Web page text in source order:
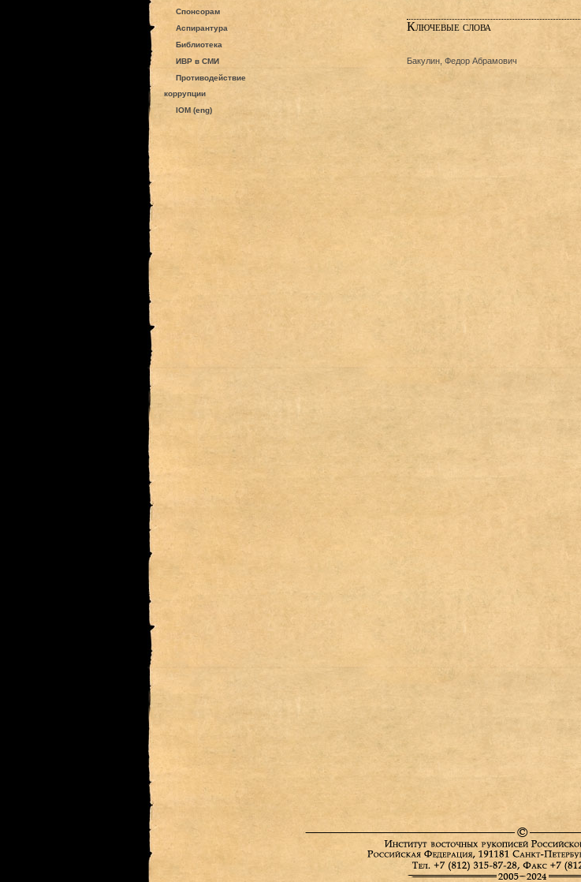
Спонсорам
Аспирантура
Библиотека
ИВР в СМИ
Противодействие
коррупции
IOM (eng)
Ключевые слова
Бакулин, Федор Абрамович